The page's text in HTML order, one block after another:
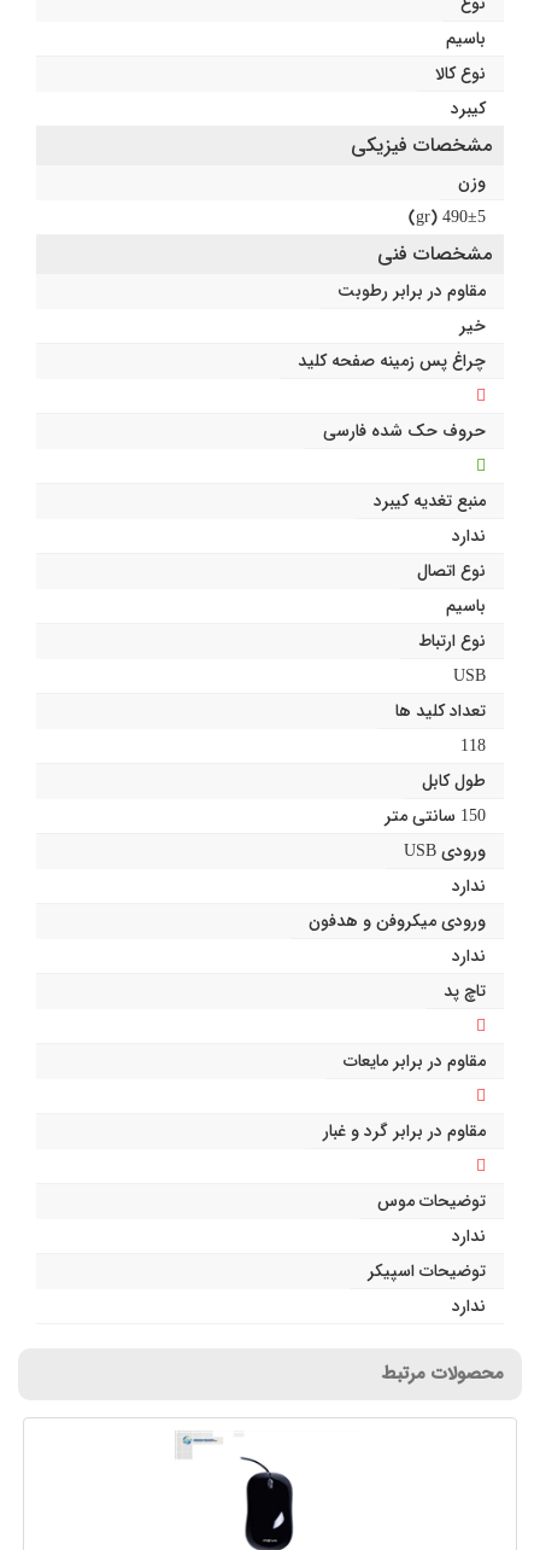
باسیم
نوع کالا
کیبرد
مشخصات فیزیکی
وزن
490±5 (gr)
مشخصات فنی
مقاوم در برابر رطوبت
خیر
چراغ پس زمینه صفحه کلید
حروف حک شده فارسی
منبع تغدیه کیبرد
ندارد
نوع اتصال
باسیم
نوع ارتباط
USB
تعداد کلید ها
118
طول کابل
150 سانتی متر
ورودی USB
ندارد
ورودی میکروفن و هدفون
ندارد
تاچ پد
مقاوم در برابر مایعات
مقاوم در برابر گرد و غبار
توضیحات موس
ندارد
توضیحات اسپیکر
ندارد
محصولات مرتبط